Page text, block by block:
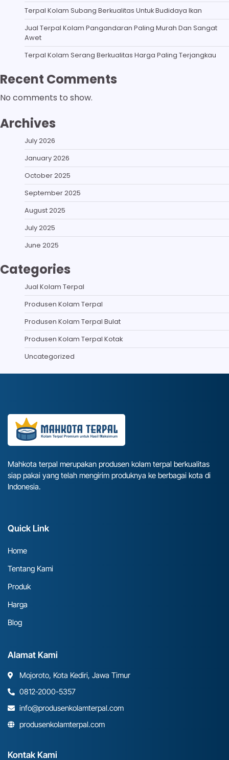
Terpal Kolam Subang Berkualitas Untuk Budidaya Ikan
Jual Terpal Kolam Pangandaran Paling Murah Dan Sangat
Awet
Terpal Kolam Serang Berkualitas Harga Paling Terjangkau
Recent Comments
No comments to show.
Archives
July 2026
January 2026
October 2025
September 2025
August 2025
July 2025
June 2025
Categories
Jual Kolam Terpal
Produsen Kolam Terpal
Produsen Kolam Terpal Bulat
Produsen Kolam Terpal Kotak
Uncategorized
Mahkota terpal merupakan produsen kolam terpal berkualitas
siap pakai yang telah mengirim produknya ke berbagai kota di
Indonesia.
Quick Link
Home
Tentang Kami
Produk
Harga
Blog
Alamat Kami
Mojoroto, Kota Kediri, Jawa Timur
0812-2000-5357
info@produsenkolamterpal.com
produsenkolamterpal.com
Kontak Kami